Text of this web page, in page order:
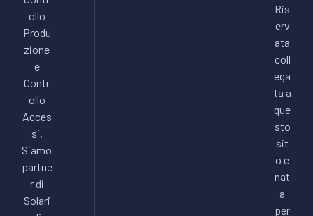
ollo
Produ
zione
e
Contr
ollo
Acces
si.
Siamo
partne
r di
Solari
Ris
erv
ata
coll
ega
ta a
que
sto
sit
o e
nat
a
per